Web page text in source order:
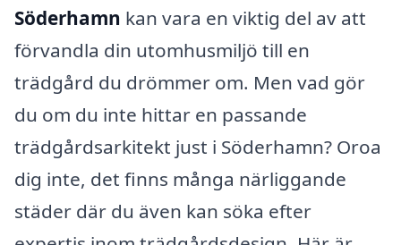
Söderhamn kan vara en viktig del av att
förvandla din utomhusmiljö till en
trädgård du drömmer om. Men vad gör
du om du inte hittar en passande
trädgårdsarkitekt just i Söderhamn? Oroa
dig inte, det finns många närliggande
städer där du även kan söka efter